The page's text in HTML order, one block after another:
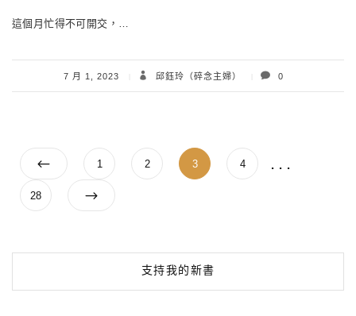
這個月忙得不可開交，…
7 月 1, 2023 邱鈺玲（碎念主婦） 0
文
章
Page
1 Page
2 Page
3 Page
4 ...
Page
28
支持我的新書